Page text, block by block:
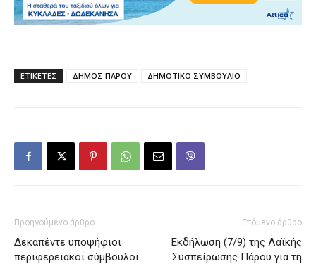
ΕΤΙΚΕΤΕΣ ΔΗΜΟΣ ΠΑΡΟΥ ΔΗΜΟΤΙΚΟ ΣΥΜΒΟΥΛΙΟ
Προηγούμενο άρθρο
Δεκαπέντε υποψήφιοι
περιφερειακοί σύμβουλοι
Επόμενο άρθρο
Εκδήλωση (7/9) της Λαϊκής
Συσπείρωσης Πάρου για τη